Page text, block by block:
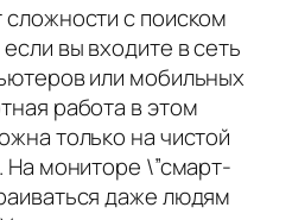
с поиском
вы входите в сеть
или мобильных
работа в этом
только на чистой
мониторе \”смарт-
даже людям